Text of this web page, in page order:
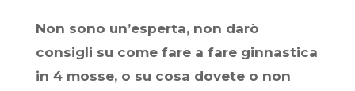
Non sono un’esperta, non darò
consigli su come fare a fare ginnastica
in 4 mosse, o su cosa dovete o non